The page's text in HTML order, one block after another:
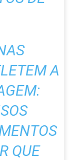
A
QUE